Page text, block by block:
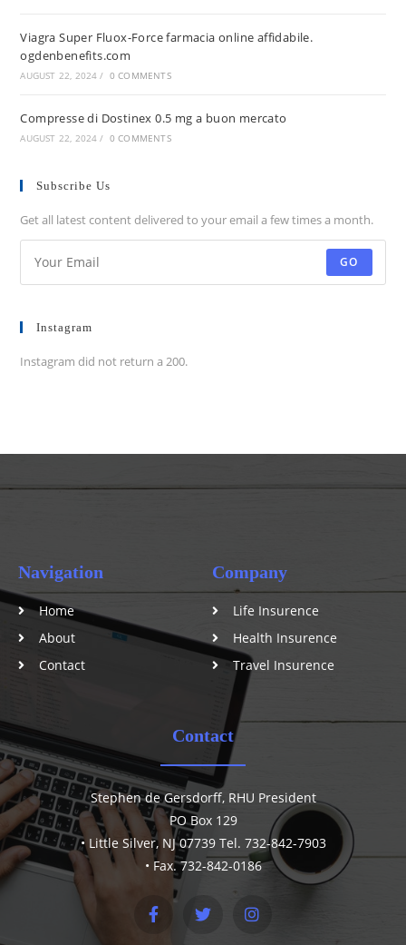
Viagra Super Fluox-Force farmacia online affidabile.
ogdenbenefits.com
AUGUST 22, 2024 / 0 COMMENTS
Compresse di Dostinex 0.5 mg a buon mercato
AUGUST 22, 2024 / 0 COMMENTS
Subscribe Us
Get all latest content delivered to your email a few times a month.
GO
Instagram
Instagram did not return a 200.
Navigation
Home
About
Contact
Company
Life Insurence
Health Insurence
Travel Insurence
Contact
Stephen de Gersdorff, RHU President
PO Box 129
• Little Silver, NJ 07739 Tel. 732-842-7903
• Fax. 732-842-0186